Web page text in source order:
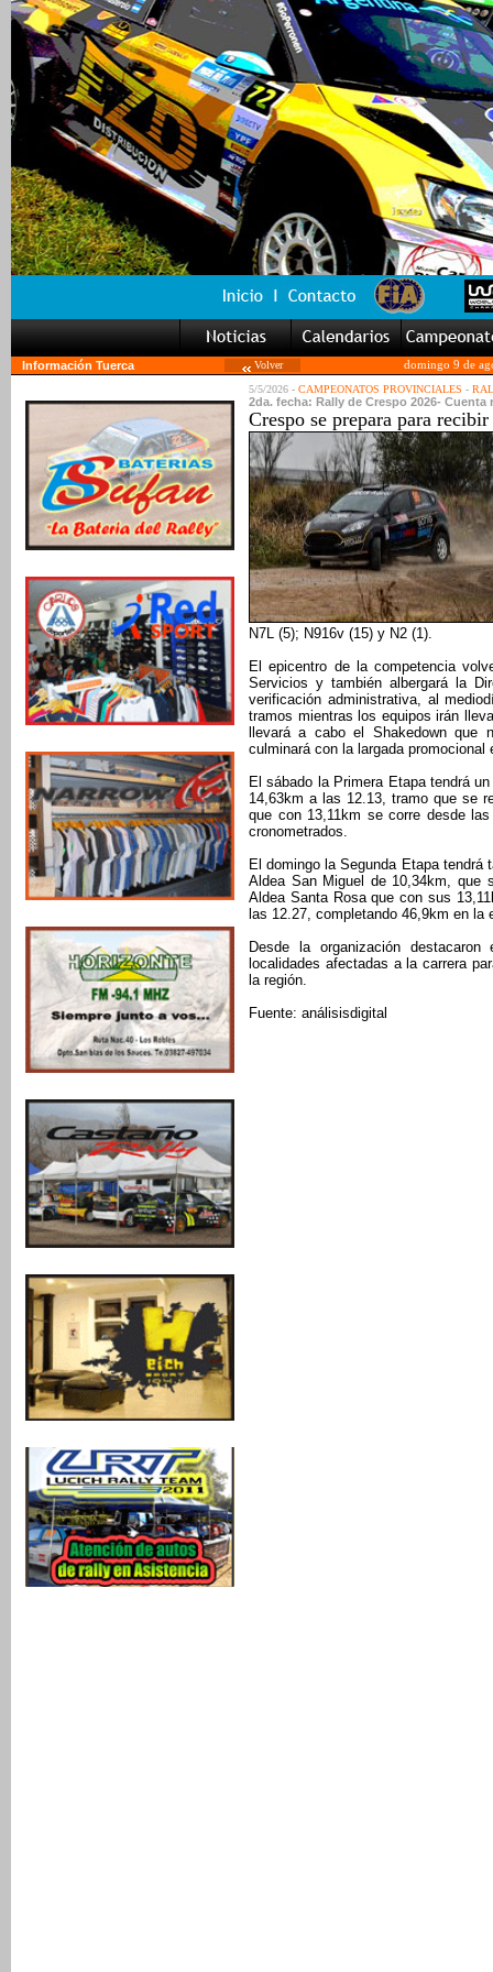
Información Tuerca Volver
domingo 9 de
5/5/2026 - CAMPEONATOS PROVINCIALES -
2da. fecha: Rally de Crespo 2026- Cuenta
Crespo se prepara para
N7L (5); N916v (15) y N2 (1).
El epicentro de la competencia
Servicios y también albergará la
verificación administrativa, al
tramos mientras los equipos irán
llevará a cabo el Shakedown que
culminará con la largada
El sábado la Primera Etapa tendrá
14,63km a las 12.13, tramo que se
que con 13,11km se corre desde
cronometrados.
El domingo la Segunda Etapa
Aldea San Miguel de 10,34km,
Aldea Santa Rosa que con sus
las 12.27, completando 46,9km en
Desde la organización
localidades afectadas a la carrera
la región.
Fuente: análisisdigital